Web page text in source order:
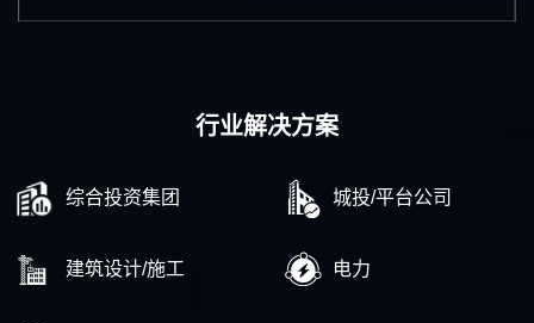
行业解决方案
综合投资集团 城投/平台公司
建筑设计/施工 电力